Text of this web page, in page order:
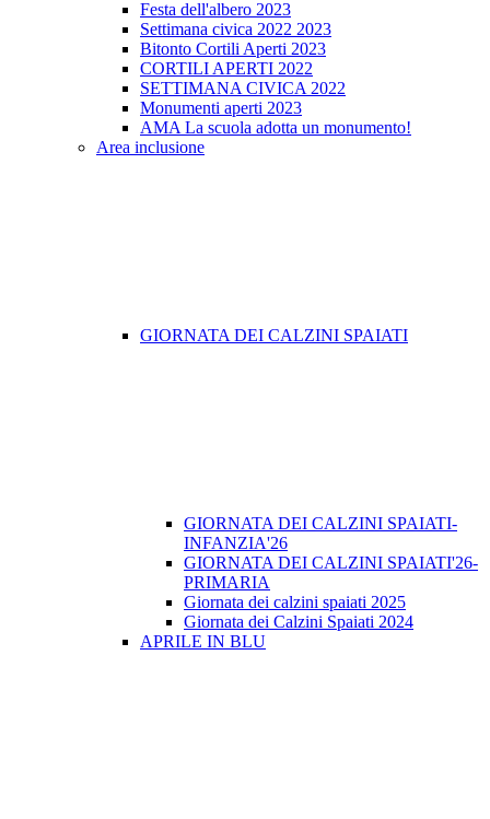
Festa dell'albero 2023
Settimana civica 2022 2023
Bitonto Cortili Aperti 2023
CORTILI APERTI 2022
SETTIMANA CIVICA 2022
Monumenti aperti 2023
AMA La scuola adotta un monumento!
Area inclusione
GIORNATA DEI CALZINI SPAIATI
GIORNATA DEI CALZINI SPAIATI-
INFANZIA'26
GIORNATA DEI CALZINI SPAIATI'26-
PRIMARIA
Giornata dei calzini spaiati 2025
Giornata dei Calzini Spaiati 2024
APRILE IN BLU